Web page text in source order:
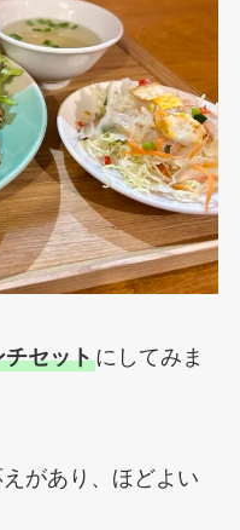
チセットにしてみま
があり、ほどよい